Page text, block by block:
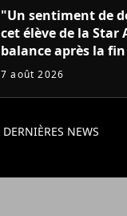
"Un sentiment de
cet élève de la Star
balance après la
7 août 2026
DERNIÈRES NEWS